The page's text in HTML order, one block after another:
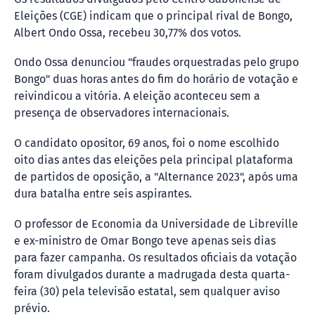
Eleições (CGE) indicam que o principal rival de Bongo,
Albert Ondo Ossa, recebeu 30,77% dos votos.
Ondo Ossa denunciou "fraudes orquestradas pelo grupo
Bongo" duas horas antes do fim do horário de votação e
reivindicou a vitória. A eleição aconteceu sem a
presença de observadores internacionais.
O candidato opositor, 69 anos, foi o nome escolhido
oito dias antes das eleições pela principal plataforma
de partidos de oposição, a "Alternance 2023", após uma
dura batalha entre seis aspirantes.
O professor de Economia da Universidade de Libreville
e ex-ministro de Omar Bongo teve apenas seis dias
para fazer campanha. Os resultados oficiais da votação
foram divulgados durante a madrugada desta quarta-
feira (30) pela televisão estatal, sem qualquer aviso
prévio.